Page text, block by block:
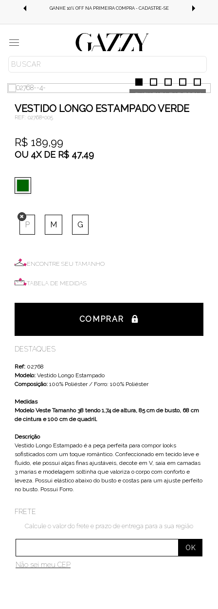
GANHE 10% OFF NA PRIMEIRA COMPRA - CADASTRE-SE
Menu VESTIDOS
VESTIDO LONGO ESTAMPADO VERDE
REF.: 02768+005
R$ 189,99
OU 4XDE R$ 47,49
P M G
ENCONTRE SEU TAMANHO
TABELA DE MEDIDAS
COMPRAR
DESTAQUES
Ref: 02768
Modelo: Vestido Longo Estampado
Composição: 100% Poliéster / Forro: 100% Poliéster
Medidas
Modelo Veste Tamanho 38 tendo 1,74 de altura, 85 cm de busto, 68 cm
de cintura e 100 cm de quadril.
Descrição
Vestido Longo Estampado é a peça perfeita para compor looks
sofisticados com um toque romântico. Confeccionado em tecido leve e
fluido, ele possui alças finas ajustáveis, decote em V, saia em camadas
3 marias e modelagem soltinha que valoriza o corpo com conforto e
leveza. Possui elástico abaixo do busto e costas para um ajuste perfeito
no busto. Possui Forro.
FRETE
Calcule o valor do frete e prazo de entrega para a sua região
Não sei meu CEP